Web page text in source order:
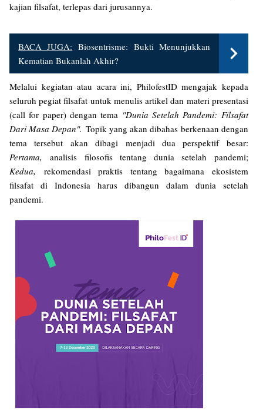
kajian filsafat, terlepas dari jurusannya.
BACA JUGA: Biosentrisme: Bukti Menunjukkan
Kematian Bukanlah Akhir?
Melalui kegiatan atau acara ini, PhilofestID mengajak kepada
seluruh pegiat filsafat untuk menulis artikel dan materi presentasi
(call for paper) dengan tema "Dunia Setelah Pandemi: Filsafat
Dari Masa Depan". Topik yang akan dibahas berkenaan dengan
tema tersebut akan dibagi menjadi dua perspektif besar:
Pertama, analisis filosofis tentang dunia setelah pandemi;
Kedua, rekomendasi praktis tentang bagaimana ekosistem
filsafat di Indonesia harus dibangun dalam dunia setelah
pandemi.